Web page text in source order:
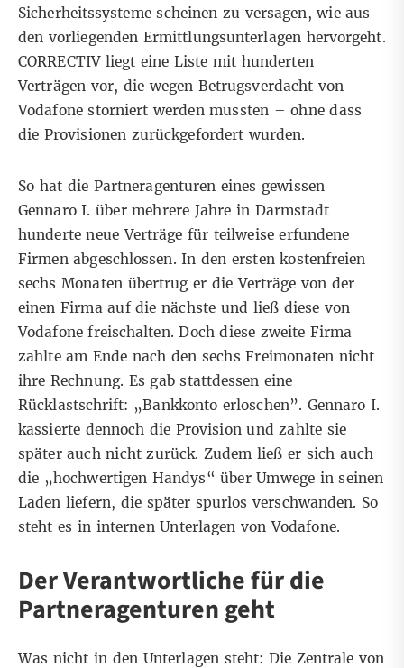
Sicherheitssysteme scheinen zu versagen, wie aus
den vorliegenden Ermittlungsunterlagen hervorgeht.
CORRECTIV liegt eine Liste mit hunderten
Verträgen vor, die wegen Betrugsverdacht von
Vodafone storniert werden mussten – ohne dass
die Provisionen zurückgefordert wurden.
So hat die Partneragenturen eines gewissen
Gennaro I. über mehrere Jahre in Darmstadt
hunderte neue Verträge für teilweise erfundene
Firmen abgeschlossen. In den ersten kostenfreien
sechs Monaten übertrug er die Verträge von der
einen Firma auf die nächste und ließ diese von
Vodafone freischalten. Doch diese zweite Firma
zahlte am Ende nach den sechs Freimonaten nicht
ihre Rechnung. Es gab stattdessen eine
Rücklastschrift: „Bankkonto erloschen”. Gennaro I.
kassierte dennoch die Provision und zahlte sie
später auch nicht zurück. Zudem ließ er sich auch
die „hochwertigen Handys“ über Umwege in seinen
Laden liefern, die später spurlos verschwanden. So
steht es in internen Unterlagen von Vodafone.
Der Verantwortliche für die
Partneragenturen geht
Was nicht in den Unterlagen steht: Die Zentrale von